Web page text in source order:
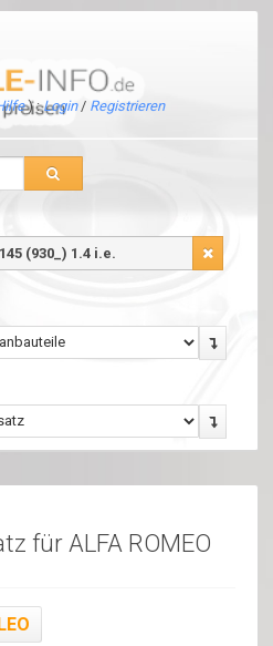
) :Login/ Registrieren
(930_) 1.4 i.e.
für ALFA ROMEO